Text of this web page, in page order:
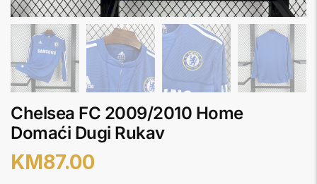
Chelsea FC 2009/2010 Home
Domaći Dugi Rukav
KM87.00